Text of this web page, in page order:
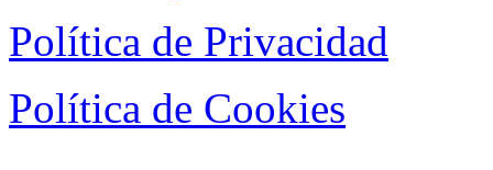
Política de Privacidad
Política de Cookies